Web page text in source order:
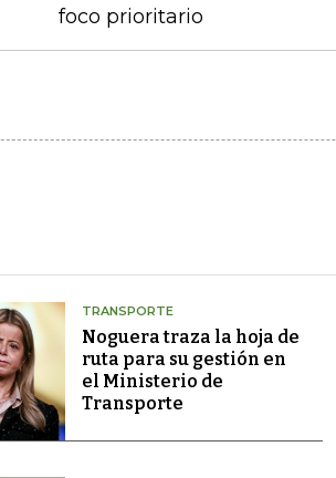
foco prioritario
TRANSPORTE
Noguera traza la hoja de
ruta para su gestión en
el Ministerio de
Transporte